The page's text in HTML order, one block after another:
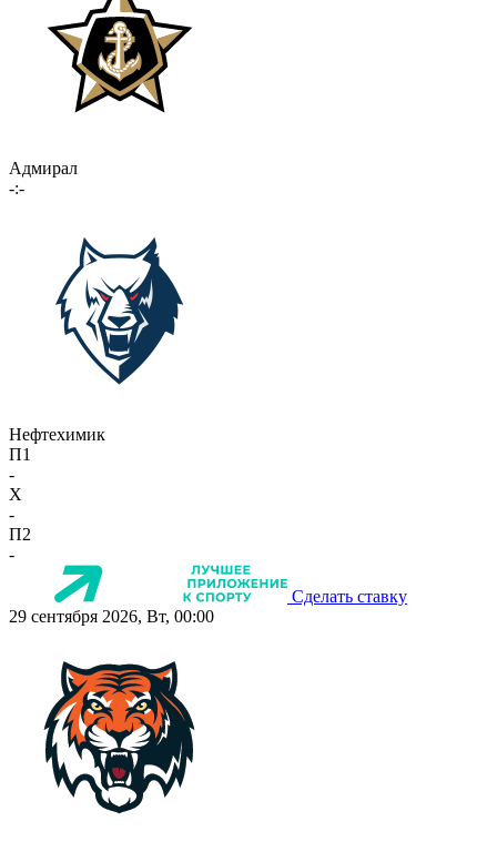
Адмирал
-:-
Нефтехимик
П1
-
X
-
П2
-
Сделать ставку
29 сентября 2026, Вт, 00:00